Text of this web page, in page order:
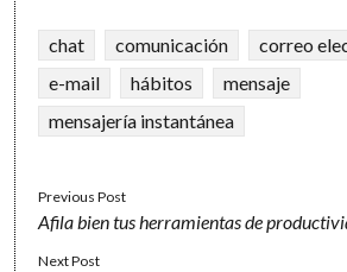
chat comunicación
correo
e-mail
hábitos
mensaje
mensajería instantánea
Previous Post
Afila bien tus herramientas de
Next Post